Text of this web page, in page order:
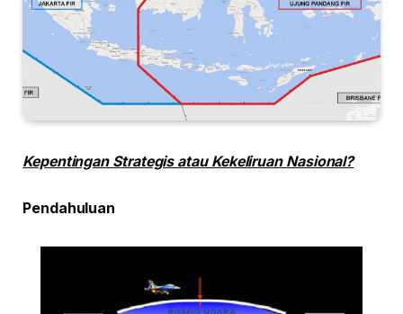
Kepentingan Strategis atau Kekeliruan Nasional?
Pendahuluan